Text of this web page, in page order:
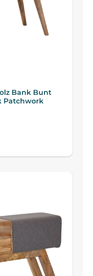
Bank Bunt
Patchwork